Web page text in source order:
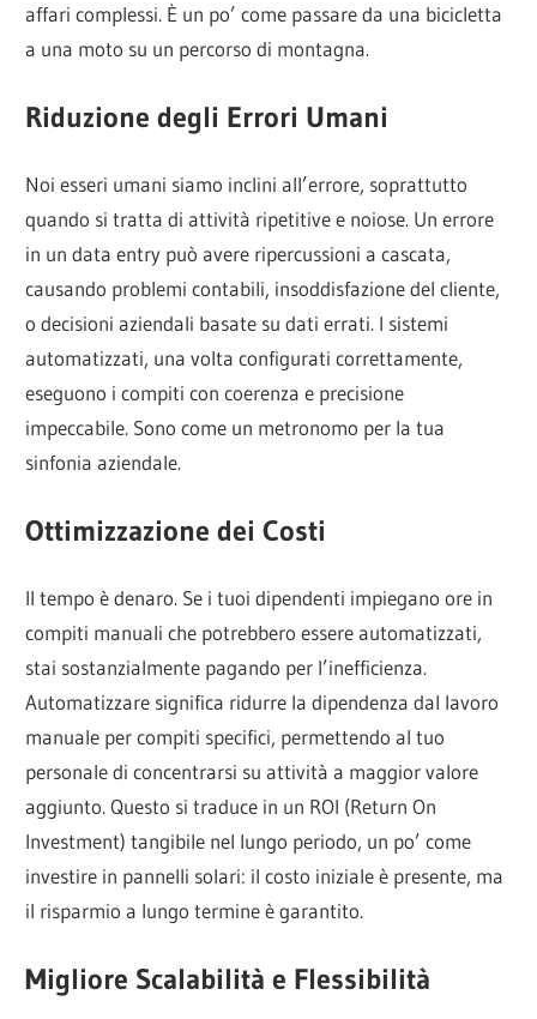
affari complessi. È un po’ come passare da una bicicletta
a una moto su un percorso di montagna.
Riduzione degli Errori Umani
Noi esseri umani siamo inclini all’errore, soprattutto
quando si tratta di attività ripetitive e noiose. Un errore
in un data entry può avere ripercussioni a cascata,
causando problemi contabili, insoddisfazione del cliente,
o decisioni aziendali basate su dati errati. I sistemi
automatizzati, una volta configurati correttamente,
eseguono i compiti con coerenza e precisione
impeccabile. Sono come un metronomo per la tua
sinfonia aziendale.
Ottimizzazione dei Costi
Il tempo è denaro. Se i tuoi dipendenti impiegano ore in
compiti manuali che potrebbero essere automatizzati,
stai sostanzialmente pagando per l’inefficienza.
Automatizzare significa ridurre la dipendenza dal lavoro
manuale per compiti specifici, permettendo al tuo
personale di concentrarsi su attività a maggior valore
aggiunto. Questo si traduce in un ROI (Return On
Investment) tangibile nel lungo periodo, un po’ come
investire in pannelli solari: il costo iniziale è presente, ma
il risparmio a lungo termine è garantito.
Migliore Scalabilità e Flessibilità